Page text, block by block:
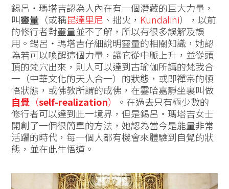
錫呂‧瑪塔吉認為人內在有一個潛藏的巨大力量，
叫靈量 （或稱昆達里尼 、拙火， Kundalini），以前
的修行者對靈量並不了解，所以有很多誤解及誤
用。錫呂‧瑪塔吉仔細說明靈量的相關知識，她認
為若可以喚醒這個力量，讓它從中脈上升，並從頭
頂的梵穴出來，則人可以達到古瑜伽所講的梵我合
一（中華文化的天人合一）的狀態，或即禪宗的頓
悟狀態，或佛教所謂的成佛，在霎哈嘉靜坐裏叫做
自覺 （self-realization）
。在過去只有極少數的
修行者可以達到此一境界，但是錫呂‧瑪塔吉女士
開創了一個很簡單的方法，她認為當今是能量非常
活躍的時代，每一個人都有機會來體驗到自覺的狀
態，並在此生悟道。